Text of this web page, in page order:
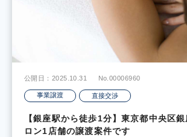
公開日：2025.10.31 No.00006960
事業譲渡 直接交渉
【銀座駅から徒歩1分】東京都中央区
ロン1店舗の譲渡案件です